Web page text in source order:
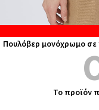
Πουλόβερ μονόχρωμο σε
Το προϊόν